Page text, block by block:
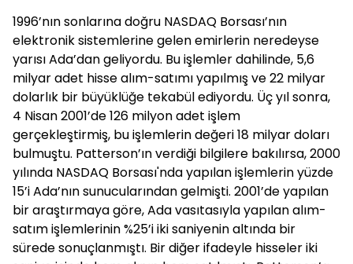
1996’nın sonlarına doğru NASDAQ Borsası’nın
elektronik sistemlerine gelen emirlerin neredeyse
yarısı Ada’dan geliyordu. Bu işlemler dahilinde, 5,6
milyar adet hisse alım-satımı yapılmış ve 22 milyar
dolarlık bir büyüklüğe tekabül ediyordu. Üç yıl sonra,
4 Nisan 2001’de 126 milyon adet işlem
gerçekleştirmiş, bu işlemlerin değeri 18 milyar doları
bulmuştu. Patterson’ın verdiği bilgilere bakılırsa, 2000
yılında NASDAQ Borsası'nda yapılan işlemlerin yüzde
15’i Ada’nın sunucularından gelmişti. 2001’de yapılan
bir araştırmaya göre, Ada vasıtasıyla yapılan alım-
satım işlemlerinin %25’i iki saniyenin altında bir
sürede sonuçlanmıştı. Bir diğer ifadeyle hisseler iki